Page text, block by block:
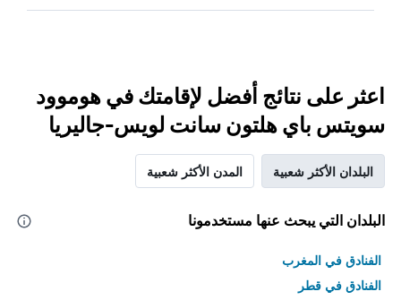
اعثر على نتائج أفضل لإقامتك في هوموود
سويتس باي هلتون سانت لويس-جاليريا
البلدان الأكثر شعبية المدن الأكثر شعبية
البلدان التي يبحث عنها مستخدمونا
الفنادق في المغرب
الفنادق في قطر